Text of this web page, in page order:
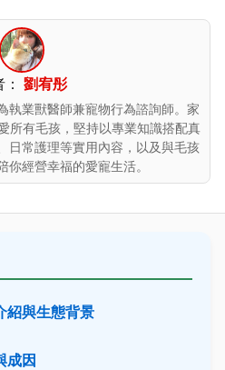
劉宥彤
執業獸醫師兼寵物行為諮詢師。家
所有毛孩，堅持以專業知識搭配真
日常護理等實用內容，以及與毛孩
你經營幸福的愛寵生活。
紹與生態背景
成因